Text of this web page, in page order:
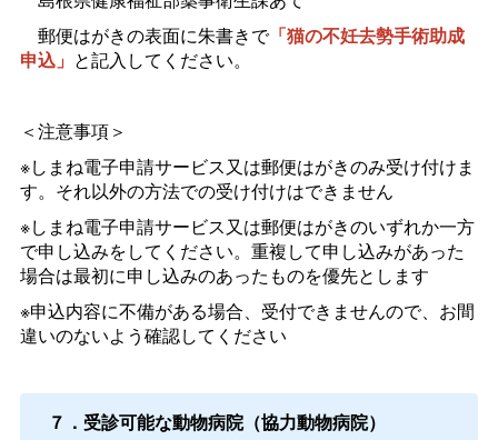
郵便はがきの表面に朱書きで「猫の不妊去勢手術助成
申込」 と記入してください。
＜注意事項＞
※しまね電子申請サービス又は郵便はがきのみ受け付けま
す。それ以外の方法での受け付けはできません
※しまね電子申請サービス又は郵便はがきのいずれか一方
で申し込みをしてください。重複して申し込みがあった
場合は最初に申し込みのあったものを優先とします
※申込内容に不備がある場合、受付できませんので、お間
違いのないよう確認してください
７．受診可能な動物病院（協力動物病院）